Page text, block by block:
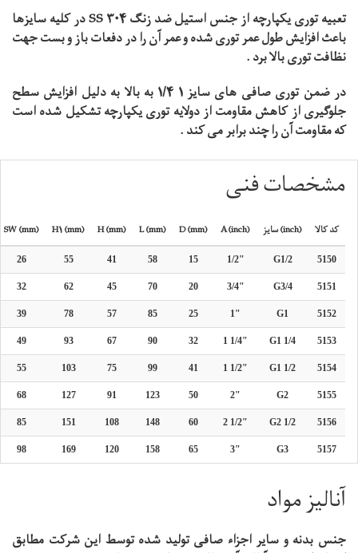
تعبیه توری یکپارچه از جنس استیل ضد زنگ SS 304 در کلیه سایزها
باعث افزایش طول عمر توری شده و عمر آن را در دفعات باز و بست جهت
نظافت توری بالا برد .
در ضمن توری صافی های سایز 1 1/4 به بالا به دلیل افزایش سطح
جلوگیری از کاهش مقاومت از دولایه توری یکپارچه تشکیل شده است
که مقاومت آن را چند برابر می کند .
مشخصات فنی
کد کالا سایز (inch) A (inch)
D (mm)
L (mm)
H (mm)
H1 (mm)
SW (mm)
5150
G1/2
1/2"
15
58
41
55
26
5151
G3/4
3/4"
20
70
45
62
32
5152
G1
1"
25
85
57
78
39
5153
G1 1/4
1 1/4"
32
90
67
93
49
5154
G1 1/2
1 1/2"
41
99
75
103
55
5155
G2
2"
50
123
91
127
68
5156
G2 1/2
2 1/2"
60
148
108
151
85
5157
G3
3"
65
158
120
169
98
آنالیز مواد
جنس بدنه و سایر اجزاء صافی تولید شده توسط این شرکت مطابق